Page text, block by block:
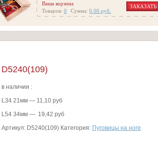
Ваша корзина
Товаров: 0 Сумма: 0.00 руб.
ЗАКАЗАТЬ
D5240(109)
в наличии :
L34 21мм — 11,10 руб
L54 34мм — 19,42 руб
Артикул: D5240(109) Категория: Пуговицы на ноге